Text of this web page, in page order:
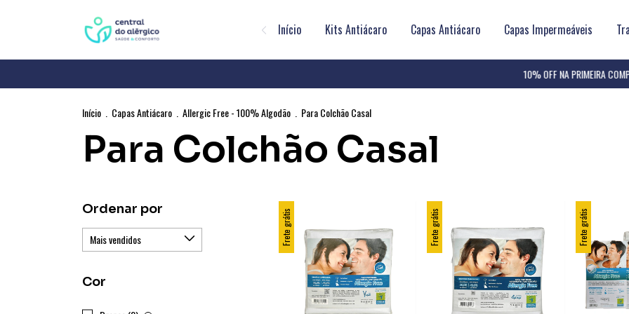
Início Kits Antiácaro Capas Antiácaro Capas Impermeáveis
10% OFF NA PRIMEIRA
Início Capas Antiácaro Allergic Free - 100% Algodão Para Colchão Casal
Para Colchão Casal
Ordenar por
Cor
Frete grátis Frete grátis Frete grátis